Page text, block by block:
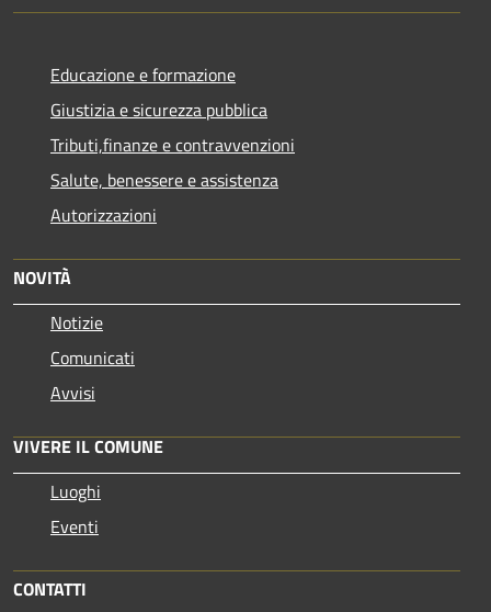
Educazione e formazione
Giustizia e sicurezza pubblica
Tributi,finanze e contravvenzioni
Salute, benessere e assistenza
Autorizzazioni
NOVITÀ
Notizie
Comunicati
Avvisi
VIVERE IL COMUNE
Luoghi
Eventi
CONTATTI